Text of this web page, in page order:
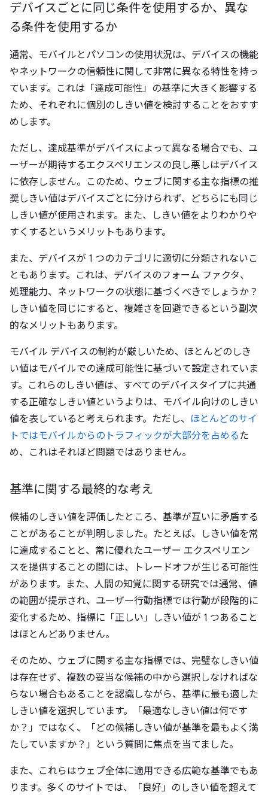
デバイスごとに同じ条件を使用するか、異な
る条件を使用するか
通常、モバイルとパソコンの使用状況は、デバイスの機能
やネットワークの信頼性に関して非常に異なる特性を持っ
ています。これは「達成可能性」の基準に大きく影響する
ため、それぞれに個別のしきい値を検討することをおすす
めします。
ただし、達成基準がデバイスによって異なる場合でも、ユ
ーザーが期待するエクスペリエンスの良し悪しはデバイス
に依存しません。このため、ウェブに関する主な指標の推
奨しきい値はデバイスごとに分けられず、どちらにも同じ
しきい値が使用されます。また、しきい値をよりわかりや
すくするというメリットもあります。
また、デバイスが 1 つのカテゴリに適切に分類されないこ
ともあります。これは、デバイスのフォーム ファクタ、
処理能力、ネットワークの状態に基づくべきでしょうか？
しきい値を同じにすると、複雑さを回避できるという副次
的なメリットもあります。
モバイル デバイスの制約が厳しいため、ほとんどのしき
い値はモバイルでの達成可能性に基づいて設定されていま
す。これらのしきい値は、すべてのデバイスタイプに共通
する正確なしきい値というよりは、モバイル向けのしきい
値を表していると考えられます。ただし、 ほとんどのサイ
トではモバイルからのトラフィックが大部分を占める た
め、これはそれほど問題ではありません。
基準に関する最終的な考え
候補のしきい値を評価したところ、基準が互いに矛盾する
ことがあることが判明しました。たとえば、しきい値を常
に達成することと、常に優れたユーザー エクスペリエン
スを提供することの間には、トレードオフが生じる可能性
があります。また、人間の知覚に関する研究では通常、値
の範囲が提示され、ユーザー行動指標では行動が段階的に
変化するため、指標に「正しい」しきい値が 1 つあること
はほとんどありません。
そのため、ウェブに関する主な指標では、完璧なしきい値
は存在せず、複数の妥当な候補の中から選択しなければな
らない場合もあることを認識しながら、基準に最も適した
しきい値を選択しています。「最適なしきい値は何です
か？」ではなく、「どの候補しきい値が基準を最もよく満
たしていますか？」という質問に焦点を当てました。
また、これらはウェブ全体に適用できる広範な基準でもあ
ります。多くのサイトでは、「良好」のしきい値を超えて